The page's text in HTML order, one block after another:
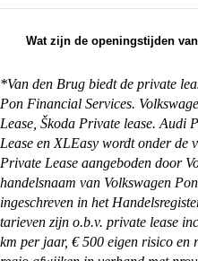
ruilen.
op te halen bij een van
bij je thuis. Alles waar je
houden en wat je zelf
vinden op onzepagina
Wat zijn de openingstijden
zaterdag. De exacte
vestiging je wilt
https://vandenbrug.nl/
*Van den Brug biedt de private
Pon Financial Services.
Lease, Škoda Private lease. Audi
Lease en XLEasy wordt onder de
Private Lease aangeboden door
handelsnaam van Volkswagen
ingeschreven in het
tarieven zijn o.b.v. private lease
km per jaar, € 500 eigen risico en